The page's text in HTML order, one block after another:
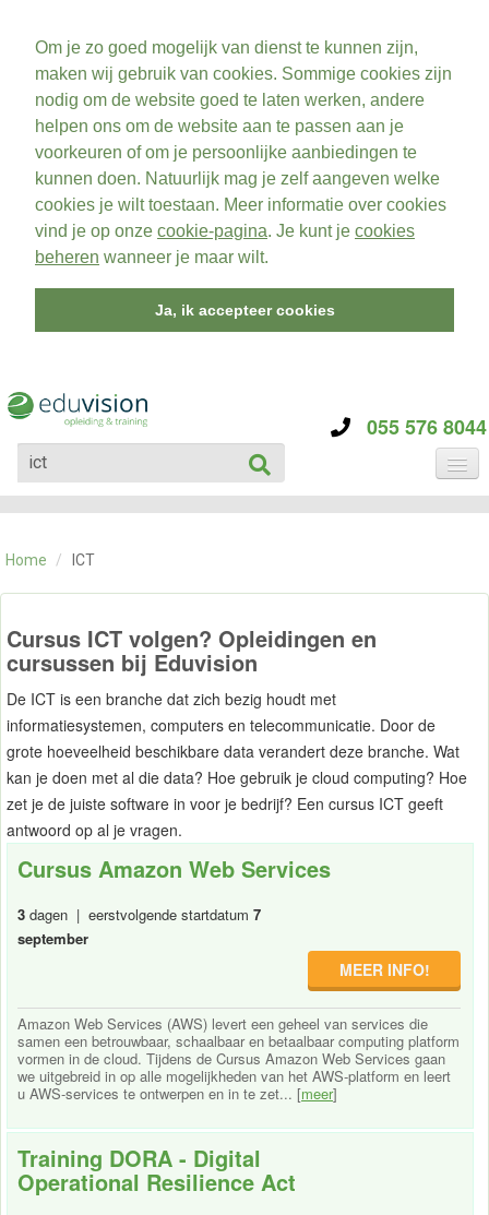
Om je zo goed mogelijk van dienst te kunnen zijn,
maken wij gebruik van cookies. Sommige cookies zijn
nodig om de website goed te laten werken, andere
helpen ons om de website aan te passen aan je
voorkeuren of om je persoonlijke aanbiedingen te
kunnen doen. Natuurlijk mag je zelf aangeven welke
cookies je wilt toestaan. Meer informatie over cookies
vind je op onze cookie-pagina. Je kunt je cookies
beheren wanneer je maar wilt.
Ja, ik accepteer cookies
055 576 8044
CATEGORIE
OVER ONS
CONTACT
Home / ICT
Cursus ICT volgen? Opleidingen en
cursussen bij Eduvision
De ICT is een branche dat zich bezig houdt met
informatiesystemen, computers en telecommunicatie. Door de
grote hoeveelheid beschikbare data verandert deze branche. Wat
kan je doen met al die data? Hoe gebruik je cloud computing? Hoe
zet je de juiste software in voor je bedrijf? Een cursus ICT geeft
antwoord op al je vragen.
Cursus Amazon Web Services
3 dagen | eerstvolgende startdatum 7
september
MEER INFO!
Amazon Web Services (AWS) levert een geheel van services die
samen een betrouwbaar, schaalbaar en betaalbaar computing platform
vormen in de cloud. Tijdens de Cursus Amazon Web Services gaan
we uitgebreid in op alle mogelijkheden van het AWS-platform en leert
u AWS-services te ontwerpen en in te zet... [meer]
Training DORA - Digital
Operational Resilience Act